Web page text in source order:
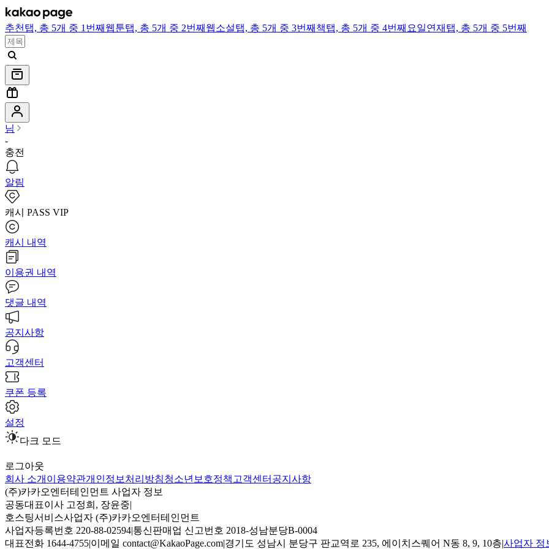
추천 탭, 총 5개 중 1번째 웹툰탭, 총 5개 중 2번째 웹소설탭, 총 5개 중 3번째 책탭, 총 5개 중 4번째 요일연재 탭, 총 5개 중 5번째
님
-
충전
알림
캐시 PASS VIP
캐시 내역
이용권 내역
댓글 내역
공지사항
고객센터
쿠폰 등록
설정
다크 모드
로그아웃
회사 소개 이용약관개인정보처리방침청소년보호정책 고객센터 공지사항
(주)카카오엔터테인먼트 사업자 정보
공동대표이사 고정희, 장윤중|
호스팅서비스사업자 (주)카카오엔터테인먼트
사업자등록번호 220-88-02594|통신판매업 신고번호 2018-성남분당B-0004
대표전화 1644-4755|이메일 contact@KakaoPage.com|경기도 성남시 분당구 판교역로 235, 에이치스퀘어 N동 8, 9, 10층|사업자 정